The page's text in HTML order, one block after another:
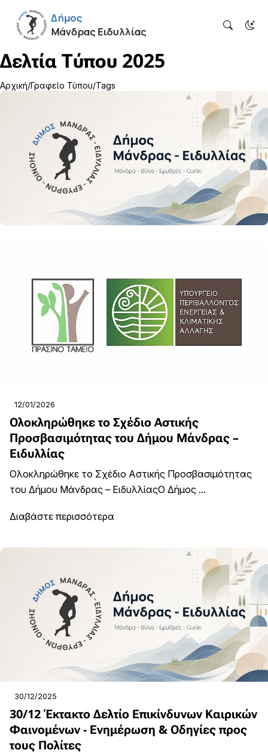
Δελτία Τύπου 2025
Αρχική Γραφείο Τύπου Tags
12/01/2026
Ολοκληρώθηκε το Σχέδιο Αστικής
Προσβασιμότητας του Δήμου Μάνδρας –
Ειδυλλίας
Ολοκληρώθηκε το Σχέδιο Αστικής Προσβασιμότητας
του Δήμου Μάνδρας – ΕιδυλλίαςΟ Δήμος ...
Διαβάστε περισσότερα
30/12/2025
30/12 Έκτακτο Δελτίο Επικίνδυνων Καιρικών
Φαινομένων - Ενημέρωση & Οδηγίες προς
τους Πολίτες